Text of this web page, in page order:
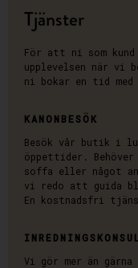
Tjänster
För att ni som
upplevelsen när vi
ni bokar en tid med
KANONBESÖK
Besök vår butik i
öppettider.
soffa eller något
vi redo att guida
En kostnadsfri
Vi gör mer än gärna